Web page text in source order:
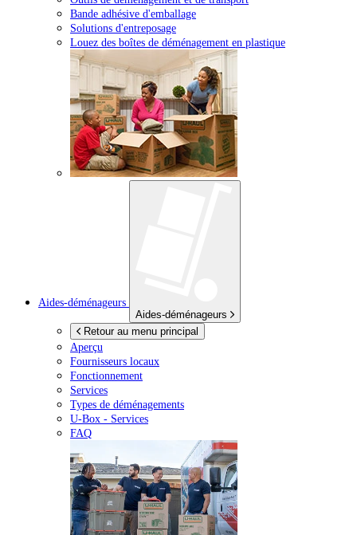
Bande adhésive d'emballage
Solutions d'entreposage
Louez des boîtes de déménagement en plastique
Aides-déménageurs
Aides-déménageurs
Retour au menu principal
Aperçu
Fournisseurs locaux
Fonctionnement
Services
Types de déménagements
U-Box - Services
FAQ